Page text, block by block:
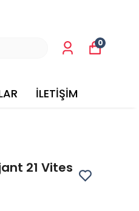
İLETİŞİM
0
21 Vites